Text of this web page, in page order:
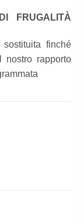
FRUGALITÀ
finché
rapporto